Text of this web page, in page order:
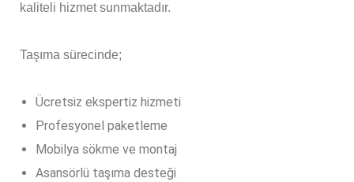
kaliteli hizmet sunmaktadır.
Taşıma sürecinde;
Ücretsiz ekspertiz hizmeti
Profesyonel paketleme
Mobilya sökme ve montaj
Asansörlü taşıma desteği